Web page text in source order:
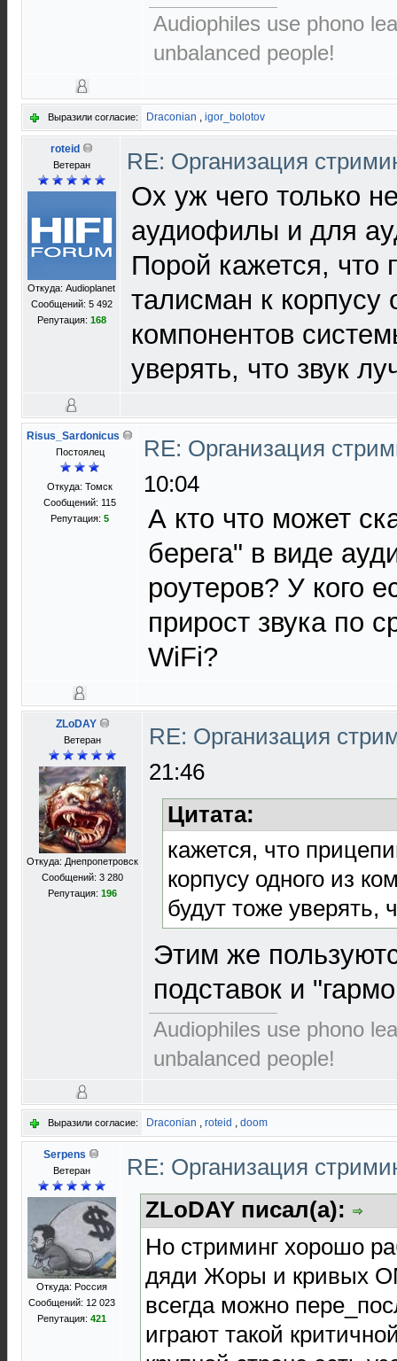
Audiophiles use phono
unbalanced people!
Выразили согласие: Draconian , igor_bolotov
roteid
Ветеран
Откуда: Audioplanet
Сообщений: 5 492
Репутация: 168
RE: Организация
Ох уж чего только
аудиофилы и для
Порой кажется, что
талисман к корпусу
компонентов
уверять, что звук
Risus_Sardonicus
Постоялец
Откуда: Томск
Сообщений: 115
Репутация: 5
RE: Организация
10:04
А кто что может
берега" в виде
роутеров? У кого
прирост звука по
WiFi?
ZLoDAY
Ветеран
Откуда: Днепропетровск
Сообщений: 3 280
Репутация: 196
RE: Организация
21:46
Цитата:
кажется, что
корпусу одного из
будут тоже уверять,
Этим же
подставок и
Audiophiles use phono
unbalanced people!
Выразили согласие: Draconian , roteid , doom
Serpens
Ветеран
Откуда: Россия
Сообщений: 12 023
Репутация: 421
RE: Организация
ZLoDAY писал(а):
Но стриминг хорошо
дяди Жоры и кривых
всегда можно
играют такой